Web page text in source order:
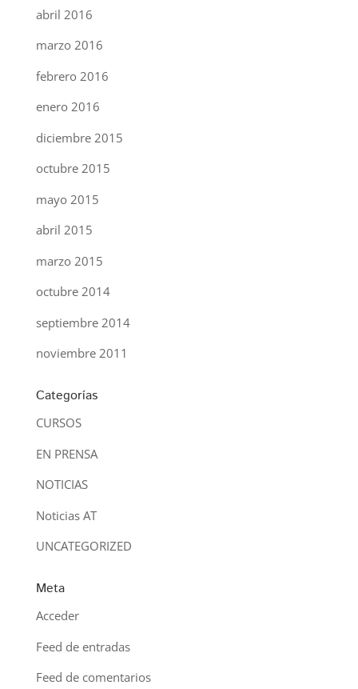
abril 2016
marzo 2016
febrero 2016
enero 2016
diciembre 2015
octubre 2015
mayo 2015
abril 2015
marzo 2015
octubre 2014
septiembre 2014
noviembre 2011
Categorías
CURSOS
EN PRENSA
NOTICIAS
Noticias AT
UNCATEGORIZED
Meta
Acceder
Feed de entradas
Feed de comentarios